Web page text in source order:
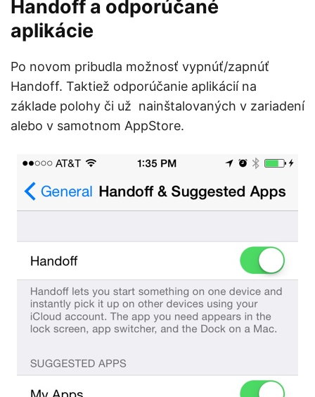
Handoff a odporúčané
aplikácie
Po novom pribudla možnosť vypnúť/zapnúť
Handoff. Taktiež odporúčanie aplikácií na
základe polohy či už nainštalovaných v zariadení
alebo v samotnom AppStore.